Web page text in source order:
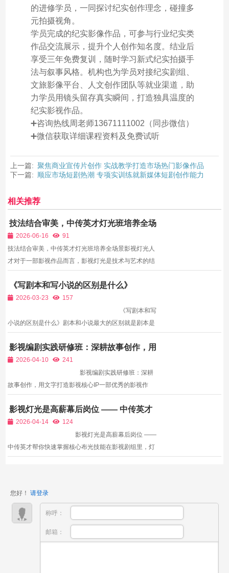
的进修学员，一同探讨纪实创作理念，碰撞多
元拍摄视角。
学员完成的纪实影像作品，可参与行业纪实类
作品交流展示，提升个人创作知名度。结业后
享受三年免费复训，随时学习新式纪实拍摄手
法与叙事风格。机构也为学员对接纪实剧组、
文旅影像平台、人文创作团队等就业渠道，助
力学员用镜头留存真实瞬间，打造独具温度的
纪实影视作品。
➕咨询热线周老师13671111002（同步微信）
➕微信获取详细课程资料及免费试听
上一篇: 聚焦商业宣传片创作 实战教学打造市场热门影像作品
下一篇: 顺应市场短剧热潮 专项实训练就新媒体短剧创作能力
相关推荐
技法结合审美，中传英才灯光班培养全场
景影视灯光人才
2026-06-16
91
技法结合审美，中传英才灯光班培养全场景影视灯光人
才对于一部影视作品而言，影视灯光是技术与艺术的结
运用光影烘托情绪、塑造氛围、表达主题是艺术内核。
如今无论是传统院线电影、电视剧，还是网络短剧、电
《写剧本和写小说的区别是什么》
2026-03-23
157
《写剧本和写
小说的区别是什么》剧本和小说最大的区别就是剧本是
另外一个区别就是剧本当中的修辞和描写就比较少。举
个简单的例子：姜文...
影视编剧实践研修班：深耕故事创作，用
文字打造影视核心IP
2026-04-10
241
影视编剧实践研修班：深耕
故事创作，用文字打造影视核心IP一部优秀的影视作
的精心创作。编剧作为影视创作的“源头”，承担着构思
故事、塑造人物、设计台词、搭建剧情...
影视灯光是高薪幕后岗位 —— 中传英才
帮你快速掌握核心布光技能
2026-04-14
124
影视灯光是高薪幕后岗位 ——
中传英才帮你快速掌握核心布光技能在影视剧组里，灯
您好！ 请登录
称呼：
邮箱：